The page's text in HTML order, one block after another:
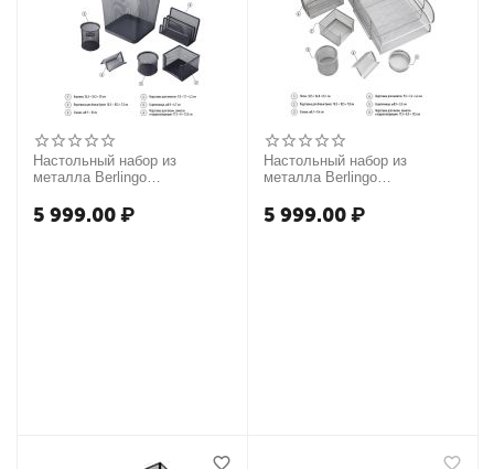
Настольный набор из
металла Berlingo
корзиной, черный
5 999.00₽
Настольный набор из
металла Berlingo
серебристый
5 999.00₽